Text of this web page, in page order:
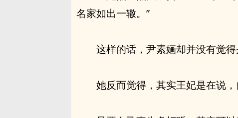
名家如出一辙。”
这样的话，尹素婳却并没有觉得
她反而觉得，其实王妃是在说，